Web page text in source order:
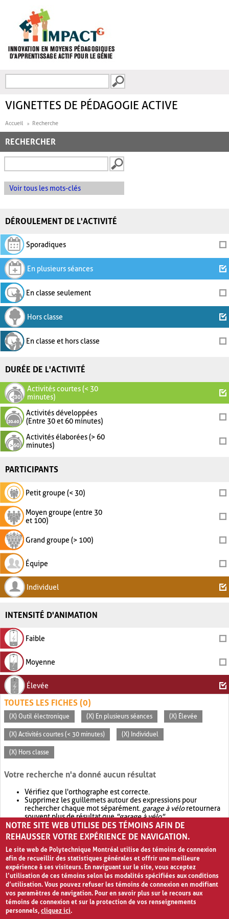
FORMULAIRE DE
VIGNETTES DE PÉDAGOGIE ACTIVE
Accueil Recherche
RECHERCHER
Voir tous les mots-clés
DÉROULEMENT DE L'ACTIVITÉ
Sporadiques
En plusieurs séances
En classe seulement
Hors classe
En classe et hors classe
DURÉE DE L'ACTIVITÉ
Activités courtes (< 30
minutes)
Activités développées
(Entre 30 et 60 minutes)
Activités élaborées (> 60
minutes)
PARTICIPANTS
Petit groupe (< 30)
Moyen groupe (entre 30
et 100)
Grand groupe (> 100)
Équipe
Individuel
INTENSITÉ D'ANIMATION
Faible
Moyenne
Élevée
TOUTES LES FICHES (0)
(X) Outil électronique (X) En plusieurs séances (X) Élevée
(X) Activités courtes (< 30 minutes) (X) Individuel
(X) Hors classe
Votre recherche n'a donné aucun résultat
Vérifiez que l'orthographe est correcte.
Supprimez les guillemets autour des expressions pour
rechercher chaque mot séparément. garage à véloretournera
souvent plus de résultat que"garage à vélo".
Envisagez d'élargir votre recherche avec OR.garage OR vélo
retournera souvent plus de résultat quegarage à vélo
NOTRE SITE WEB UTILISE DES TÉMOINS AFIN DE
REHAUSSER VOTRE EXPÉRIENCE DE NAVIGATION.
Le site web de Polytechnique Montréal utilise des témoins de connexion
afin de recueillir des statistiques générales et offrir une meilleure
expérience à ses visiteurs. En naviguant sur le site, vous acceptez
l’utilisation de ces témoins selon les modalités spécifiées aux conditions
d’utilisation. Vous pouvez refuser les témoins de connexion en modifiant
vos paramètres de navigation. Pour en savoir plus sur le recours aux
témoins de connexion et sur la protection de vos renseignements
personnels,cliquez ici.